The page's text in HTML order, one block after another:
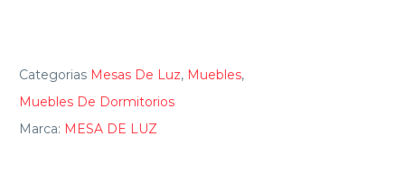
Categorias Mesas De Luz, Muebles,
Muebles De Dormitorios
Marca: MESA DE LUZ